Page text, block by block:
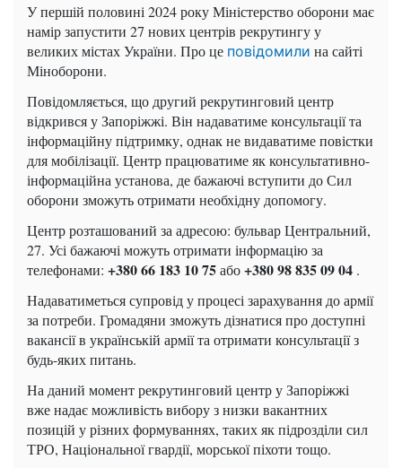
У першій половині 2024 року Міністерство оборони має
намір запустити 27 нових центрів рекрутингу у
великих містах України. Про це повідомили на сайті
Міноборони.
Повідомляється, що другий рекрутинговий центр
відкрився у Запоріжжі. Він надаватиме консультації та
інформаційну підтримку, однак не видаватиме повістки
для мобілізації. Центр працюватиме як консультативно-
інформаційна установа, де бажаючі вступити до Сил
оборони зможуть отримати необхідну допомогу.
Центр розташований за адресою: бульвар Центральний,
27. Усі бажаючі можуть отримати інформацію за
телефонами: +380 66 183 10 75або+380 98 835 09 04 .
Надаватиметься супровід у процесі зарахування до армії
за потреби. Громадяни зможуть дізнатися про доступні
вакансії в українській армії та отримати консультації з
будь-яких питань.
На даний момент рекрутинговий центр у Запоріжжі
вже надає можливість вибору з низки вакантних
позицій у різних формуваннях, таких як підрозділи сил
ТРО, Національної гвардії, морської піхоти тощо.